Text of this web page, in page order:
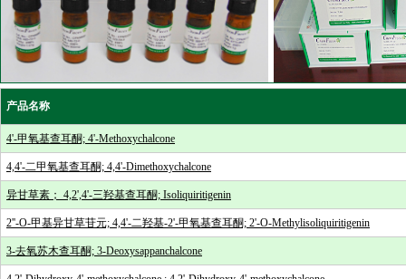
产品名称
4'-甲氧基查耳酮; 4'-Methoxychalcone
4,4'-二甲氧基查耳酮; 4,4'-Dimethoxychalcone
异甘草素； 4,2',4'-三羟基查耳酮; Isoliquiritigenin
2''-O-甲基异甘草苷元; 4,4'-二羟基-2'-甲氧基查耳酮; 2'-O-Methylisoliquiritigenin
3-去氧苏木查耳酮; 3-Deoxysappanchalcone